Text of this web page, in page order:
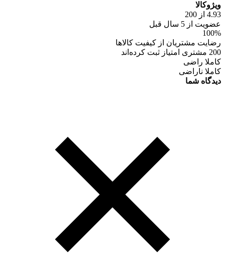
ویژوکالا
4.93 از 200
عضویت از 5 سال قبل
100%
رضایت مشتریان از کیفیت کالاها
200 مشتری امتیاز ثبت کرده‌اند
کاملا راضی
کاملا ناراضی
دیدگاه شما